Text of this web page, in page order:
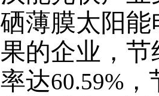
硒薄膜太阳
果的企业，
率达60.59%